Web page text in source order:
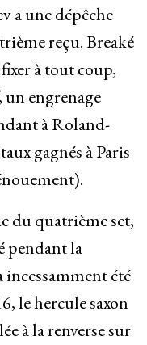
a une dépêche
reçu. Breaké
à tout coup,
engrenage
à Roland-
gagnés à Paris
du quatrième set,
pendant la
été
le hercule saxon
à la renverse sur